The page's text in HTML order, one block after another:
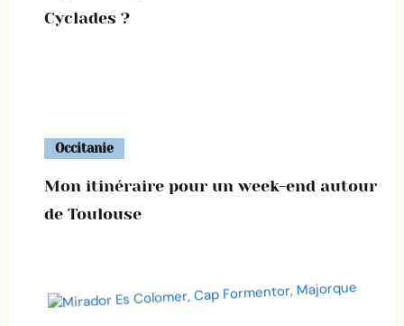
Cyclades ?
Occitanie
Mon itinéraire pour un week-end autour
de Toulouse